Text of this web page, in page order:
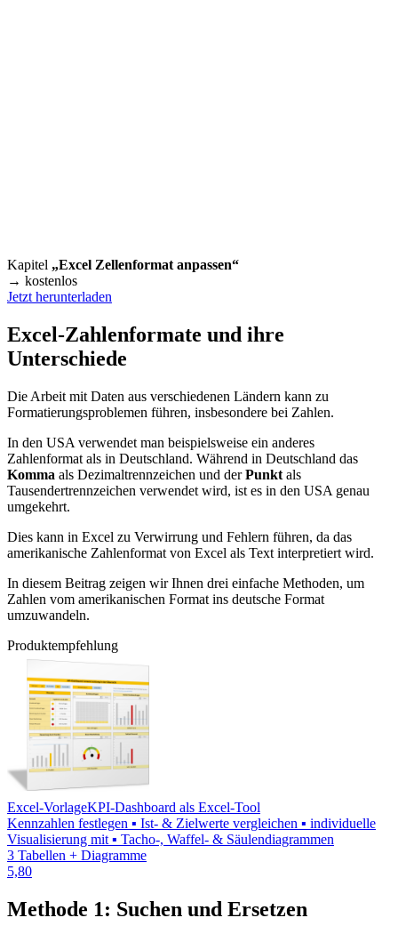
Kapitel „Excel Zellenformat anpassen“
→ kostenlos
Jetzt herunterladen
Excel-Zahlenformate und ihre
Unterschiede
Die Arbeit mit Daten aus verschiedenen Ländern kann zu
Formatierungsproblemen führen, insbesondere bei Zahlen.
In den USA verwendet man beispielsweise ein anderes
Zahlenformat als in Deutschland. Während in Deutschland das
Komma als Dezimaltrennzeichen und derPunkt als
Tausendertrennzeichen verwendet wird, ist es in den USA genau
umgekehrt.
Dies kann in Excel zu Verwirrung und Fehlern führen, da das
amerikanische Zahlenformat von Excel als Text interpretiert wird.
In diesem Beitrag zeigen wir Ihnen drei einfache Methoden, um
Zahlen vom amerikanischen Format ins deutsche Format
umzuwandeln.
Produktempfehlung
Excel-VorlageKPI-Dashboard als Excel-Tool
Kennzahlen festlegen ▪ Ist- & Zielwerte vergleichen ▪ individuelle
Visualisierung mit ▪ Tacho-, Waffel- & Säulendiagrammen
3 Tabellen + Diagramme
5,80
Methode 1: Suchen und Ersetzen